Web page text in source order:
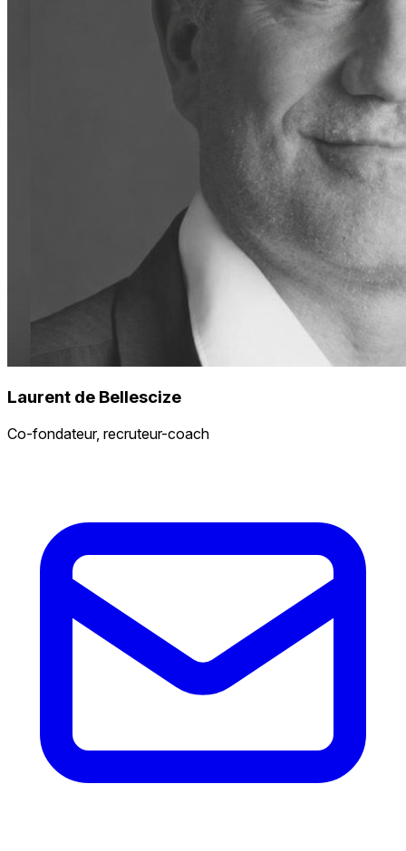
Laurent de Bellescize
Co-fondateur, recruteur-coach